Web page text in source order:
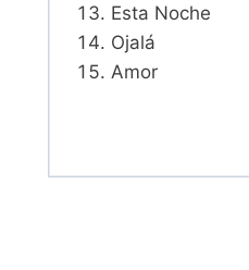
Esta Noche
Ojalá
Amor